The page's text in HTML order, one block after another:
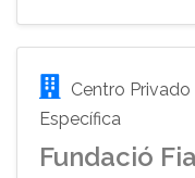
Centro
Específica
Fundació